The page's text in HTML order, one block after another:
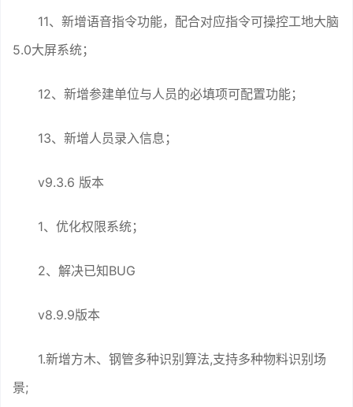
11、新增语音指令功能，配合对应指令可操控工地大脑
5.0大屏系统；
12、新增参建单位与人员的必填项可配置功能；
13、新增人员录入信息；
v9.3.6 版本
1、优化权限系统；
2、解决已知BUG
v8.9.9版本
1.新增方木、钢管多种识别算法,支持多种物料识别场
景;